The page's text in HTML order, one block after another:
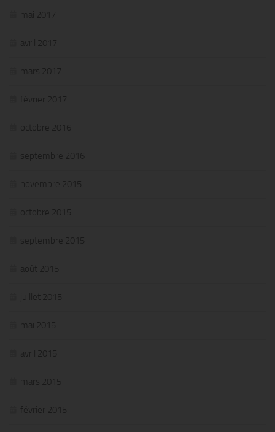
mai 2017
avril 2017
mars 2017
février 2017
octobre 2016
septembre 2016
novembre 2015
octobre 2015
septembre 2015
août 2015
juillet 2015
mai 2015
avril 2015
mars 2015
février 2015